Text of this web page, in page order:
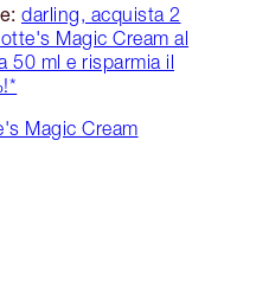
darling, acquista 2
Magic Cream al
50 ml e risparmia il
Magic Cream